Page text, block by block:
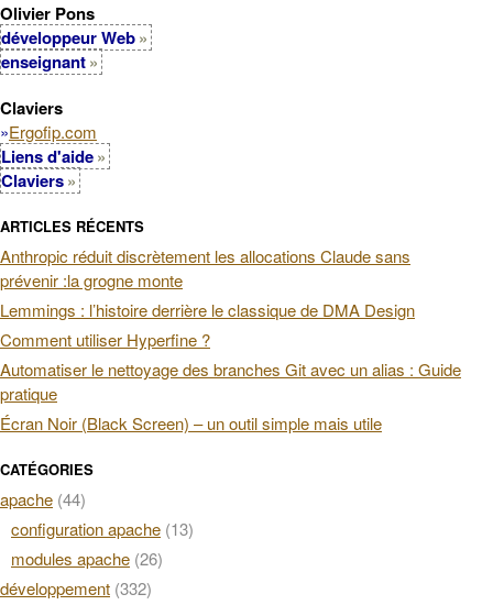
Olivier Pons
développeur Web
enseignant
Claviers
»Ergofip.com
Liens d'aide
Claviers
ARTICLES RÉCENTS
Anthropic réduit discrètement les allocations Claude sans
prévenir :la grogne monte
Lemmings : l’histoire derrière le classique de DMA Design
Comment utiliser Hyperfine ?
Automatiser le nettoyage des branches Git avec un alias : Guide
pratique
Écran Noir (Black Screen) – un outil simple mais utile
CATÉGORIES
apache (44)
configuration apache (13)
modules apache (26)
développement (332)